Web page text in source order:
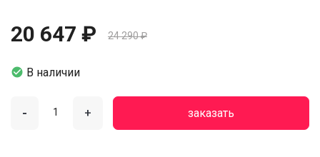
20 647 ₽ 24 290 ₽
 В наличии
- + заказать